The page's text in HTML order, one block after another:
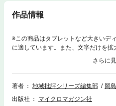
作品情報
※この商品はタブレットなど大きいデ
に適しています。また、文字だけを
ト、検索、辞書の参照、引用などの
強く、至るところで地域対立が勃発
気質に彩られた魔境・群馬の謎を紐
すく冷めやすい、義理堅い、頑固など
で、現在の群馬県民にもしっかりと受
著者 地域批評シリーズ編集部
岡
出版社
マイクロマガジン社